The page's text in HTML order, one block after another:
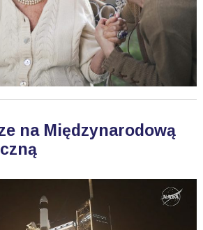
na Międzynarodową